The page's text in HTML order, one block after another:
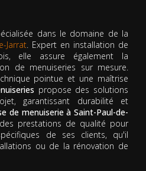
dans le domaine de la
Jarrat. Expert en installation de
elle assure également la
de menuiseries sur mesure.
pointue et une maîtrise
propose des solutions
garantissant durabilité et
de menuiserie à Saint-Paul-de-
prestations de qualité pour
de ses clients, qu'il
ou de la rénovation de